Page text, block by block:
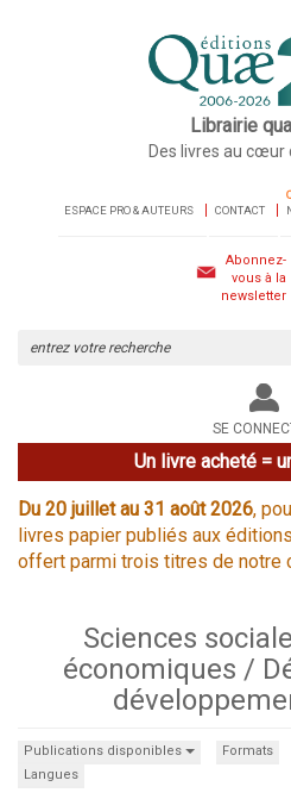
Librairie
Des livres au cœur
ESPACE PRO & AUTEURS CONTACT
Abonnez-
vous à la
newsletter
le
site
SE
Un livre acheté =
Du 20 juillet au 31 août 2026,
livres papier publiés aux
offert parmi trois titres de notre
Sciences
économiques /
Publications disponibles Formats
Langues